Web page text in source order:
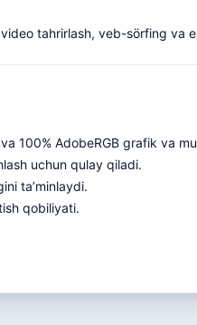
video tahrirlash, veb-sörfing va
100% AdobeRGB grafik va
uchun qulay qiladi.
ta’minlaydi.
qobiliyati.